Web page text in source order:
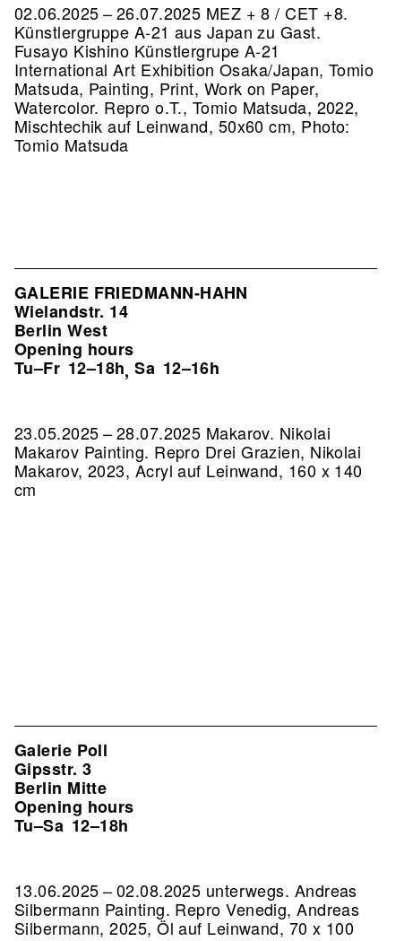
02.06.2025 – 26.07.2025 MEZ + 8 / CET +8.
Künstlergruppe A-21 aus Japan zu Gast.
Fusayo Kishino Künstlergrupe A-21
International Art Exhibition Osaka/Japan, Tomio
Matsuda, Painting, Print, Work on Paper,
Watercolor. Repro o.T., Tomio Matsuda, 2022,
Mischtechik auf Leinwand, 50x60 cm, Photo:
Tomio Matsuda
GALERIE FRIEDMANN-HAHN
Wielandstr. 14
Berlin West
Opening hours
Tu–Fr 12–18h,Sa 12–16h
23.05.2025 – 28.07.2025 Makarov. Nikolai
Makarov Painting. Repro Drei Grazien, Nikolai
Makarov, 2023, Acryl auf Leinwand, 160 x 140
cm
Galerie Poll
Gipsstr. 3
Berlin Mitte
Opening hours
Tu–Sa 12–18h
13.06.2025 – 02.08.2025 unterwegs. Andreas
Silbermann Painting. Repro Venedig, Andreas
Silbermann, 2025, Öl auf Leinwand, 70 x 100